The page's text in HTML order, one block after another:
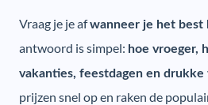
Vraag je je afwanneer je het best
antwoord is simpel: hoe vroeger,
vakanties, feestdagen en
prijzen snel op en raken de